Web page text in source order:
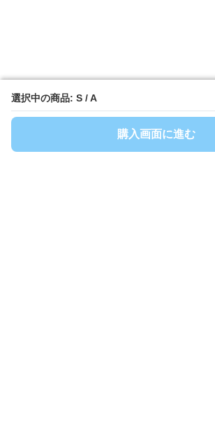
選択中の商品: S / A
購入画面に進む
選択中の商品: S / A
購入画面に進む